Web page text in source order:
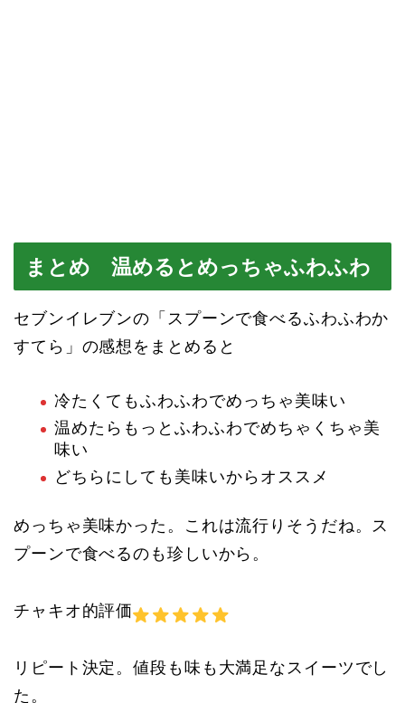
まとめ 温めるとめっちゃふわふわ
セブンイレブンの「スプーンで食べるふわふわか
すてら」の感想をまとめると
冷たくてもふわふわでめっちゃ美味い
温めたらもっとふわふわでめちゃくちゃ美
味い
どちらにしても美味いからオススメ
めっちゃ美味かった。これは流行りそうだね。ス
プーンで食べるのも珍しいから。
チャキオ的評価
リピート決定。値段も味も大満足なスイーツでし
た。